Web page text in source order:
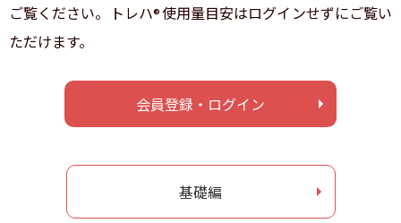
+TREHA®Communication
会員登録 / ログイン
よくあるご質問
ご覧ください。トレハ®使用量目安はログインせずにご覧い
ただけます。
会員登録・ログイン
基礎編